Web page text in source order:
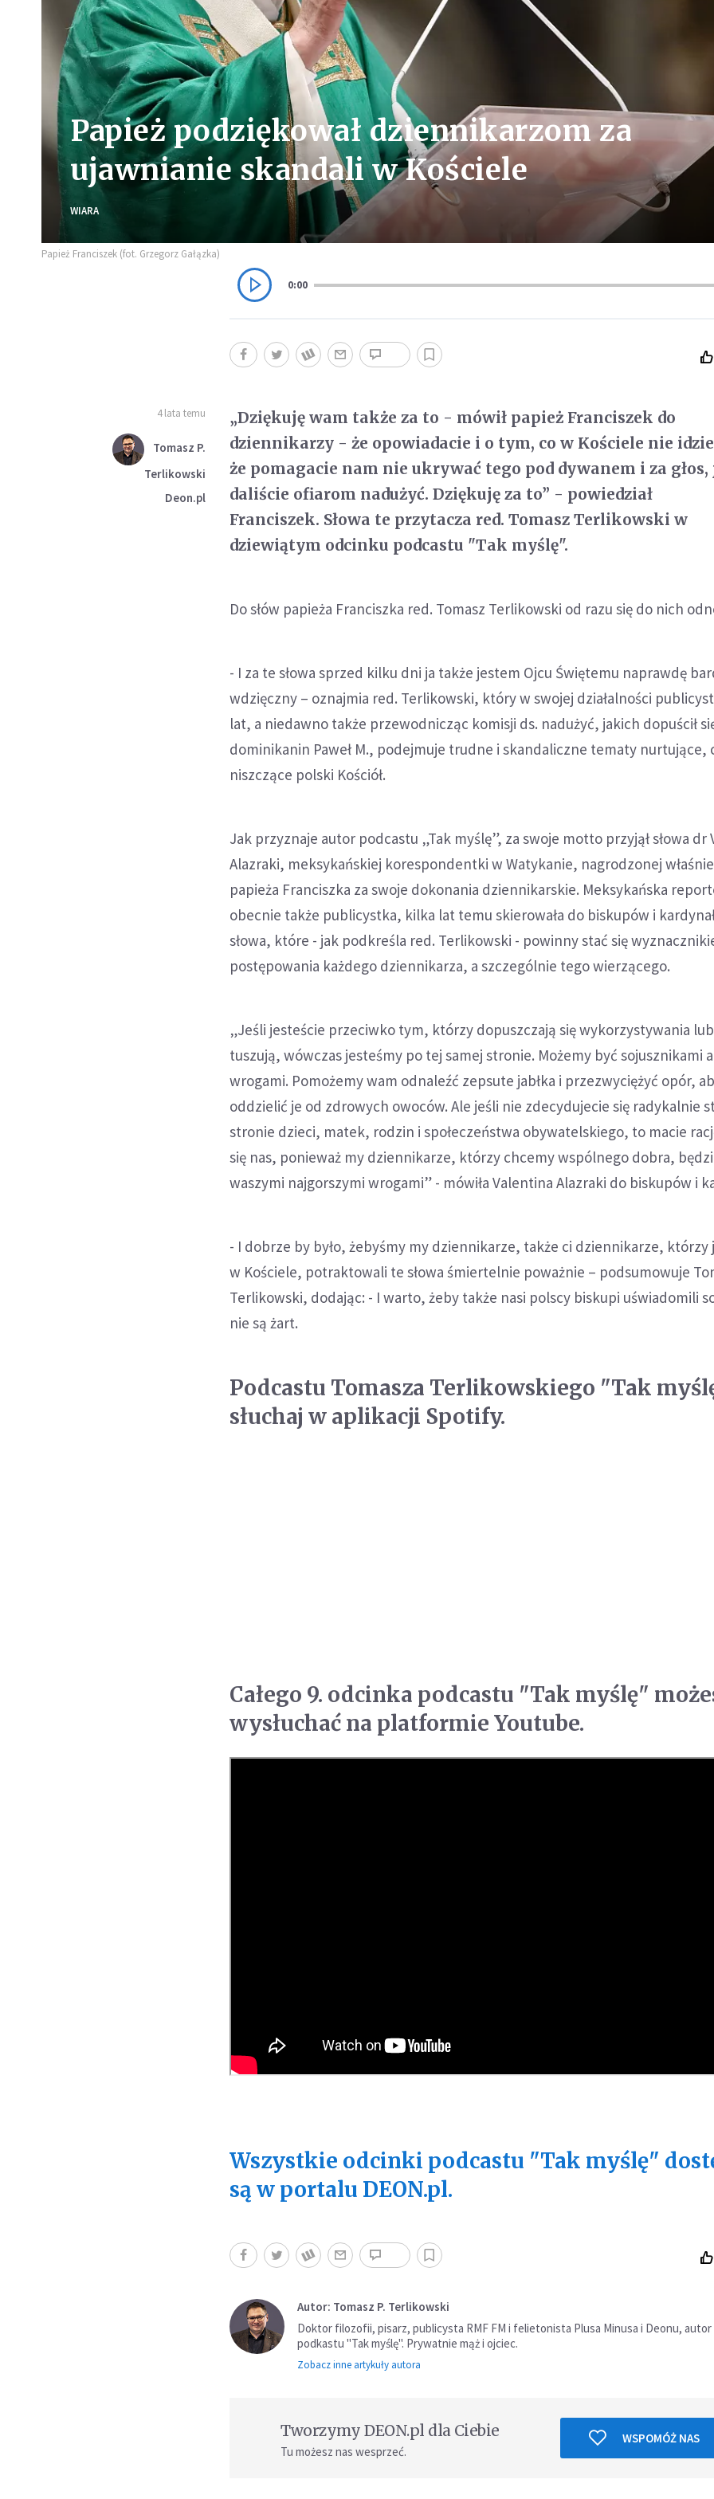
Papież podziękował dziennikarzom za
ujawnianie skandali w Kościele
WIARA
Papież Franciszek (fot. Grzegorz Gałązka)
0:00
4 lata temu
Tomasz P.
Terlikowski
Deon.pl
„Dziękuję wam także za to - mówił papież Franciszek do
dziennikarzy - że opowiadacie i o tym, co w Kościele nie
że pomagacie nam nie ukrywać tego pod dywanem i za
daliście ofiarom nadużyć. Dziękuję za to” - powiedział
Franciszek. Słowa te przytacza red. Tomasz Terlikowski w
dziewiątym odcinku podcastu "Tak myślę".
Do słów papieża Franciszka red. Tomasz Terlikowski od razu się do nich
- I za te słowa sprzed kilku dni ja także jestem Ojcu Świętemu naprawdę
wdzięczny – oznajmia red. Terlikowski, który w swojej działalności
lat, a niedawno także przewodnicząc komisji ds. nadużyć, jakich dopuścił
dominikanin Paweł M., podejmuje trudne i skandaliczne tematy nurtujące,
niszczące polski Kościół.
Jak przyznaje autor podcastu „Tak myślę”, za swoje motto przyjął słowa dr
Alazraki, meksykańskiej korespondentki w Watykanie, nagrodzonej
papieża Franciszka za swoje dokonania dziennikarskie. Meksykańska
obecnie także publicystka, kilka lat temu skierowała do biskupów i
słowa, które - jak podkreśla red. Terlikowski - powinny stać się
postępowania każdego dziennikarza, a szczególnie tego wierzącego.
„Jeśli jesteście przeciwko tym, którzy dopuszczają się wykorzystywania
tuszują, wówczas jesteśmy po tej samej stronie. Możemy być sojusznikami
wrogami. Pomożemy wam odnaleźć zepsute jabłka i przezwyciężyć opór,
oddzielić je od zdrowych owoców. Ale jeśli nie zdecydujecie się radykalnie
stronie dzieci, matek, rodzin i społeczeństwa obywatelskiego, to macie
się nas, ponieważ my dziennikarze, którzy chcemy wspólnego dobra,
waszymi najgorszymi wrogami” - mówiła Valentina Alazraki do biskupów i
- I dobrze by było, żebyśmy my dziennikarze, także ci dziennikarze, którzy
w Kościele, potraktowali te słowa śmiertelnie poważnie – podsumowuje
Terlikowski, dodając: - I warto, żeby także nasi polscy biskupi uświadomili
nie są żart.
Podcastu Tomasza Terlikowskiego "Tak
słuchaj w aplikacji Spotify.
Całego 9. odcinka podcastu "Tak myślę"
wysłuchać na platformie Youtube.
Wszystkie odcinki podcastu "Tak myślę"
są w portalu DEON.pl.
Autor: Tomasz P. Terlikowski
Doktor filozofii, pisarz, publicysta RMF FM i felietonista Plusa Minusa i Deonu, autor
podkastu "Tak myślę". Prywatnie mąż i ojciec.
Zobacz inne artykuły autora
Tworzymy DEON.pl dla Ciebie
Tu możesz nas wesprzeć.
WSPOMÓŻ NAS